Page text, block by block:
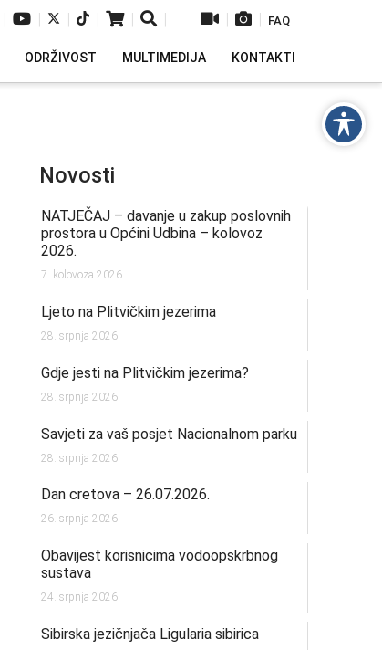
| | | | | | | | FAQ
ODRŽIVOST MULTIMEDIJA KONTAKTI
Novosti
NATJEČAJ – davanje u zakup poslovnih
prostora u Općini Udbina – kolovoz
2026.
7. kolovoza 2026.
Ljeto na Plitvičkim jezerima
28. srpnja 2026.
Gdje jesti na Plitvičkim jezerima?
28. srpnja 2026.
Savjeti za vaš posjet Nacionalnom parku
28. srpnja 2026.
Dan cretova – 26.07.2026.
26. srpnja 2026.
Obavijest korisnicima vodoopskrbnog
sustava
24. srpnja 2026.
Sibirska jezičnjača Ligularia sibirica